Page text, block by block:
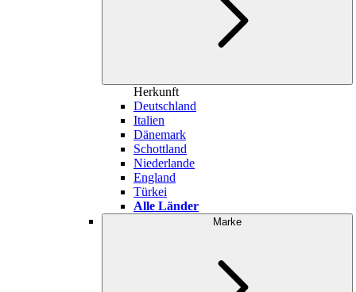
Herkunft
Deutschland
Italien
Dänemark
Schottland
Niederlande
England
Türkei
Alle Länder
Marke